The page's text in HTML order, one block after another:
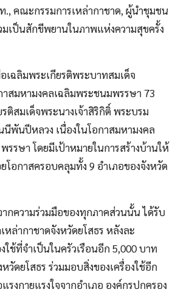
., คณะกรรมการเหล่ากาชาด, ผู้นำชุมชน
เป็นสักขีพยานในภาพแห่งความสุขครั้ง
เฉลิมพระเกียรติพระบาทสมเด็จ
าสมหามงคลเฉลิมพระชนมพรรษา 73
ติสมเด็จพระนางเจ้าสิริกิติ์ พระบรม
พันปีหลวง เนื่องในโอกาสมหามงคล
รษา โดยมีเป้าหมายในการสร้างบ้านให้
โอกาสครอบคลุมทั้ง 9 อำเภอของจังหวัด
กความร่วมมือของทุกภาคส่วนนั้น ได้รับ
ล่ากาชาดจังหวัดยโสธร หลังละ
ใช้ที่จำเป็นในครัวเรือนอีก 5,000 บาท
ดยโสธร ร่วมมอบสิ่งของเครื่องใช้อีก
งกายแรงใจจากอำเภอ องค์กรปกครอง